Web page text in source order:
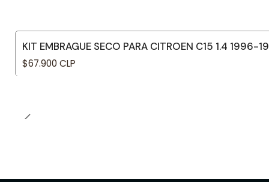
KIT EMBRAGUE SECO PARA CITROEN C15 1.4 1996-
$67.900 CLP